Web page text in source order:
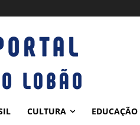
CULTURA EDUCAÇÃO